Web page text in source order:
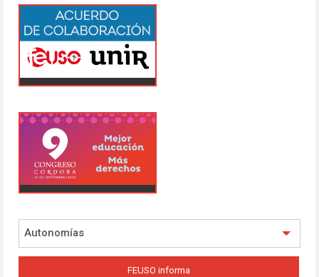
Autonomías
FEUSO informa